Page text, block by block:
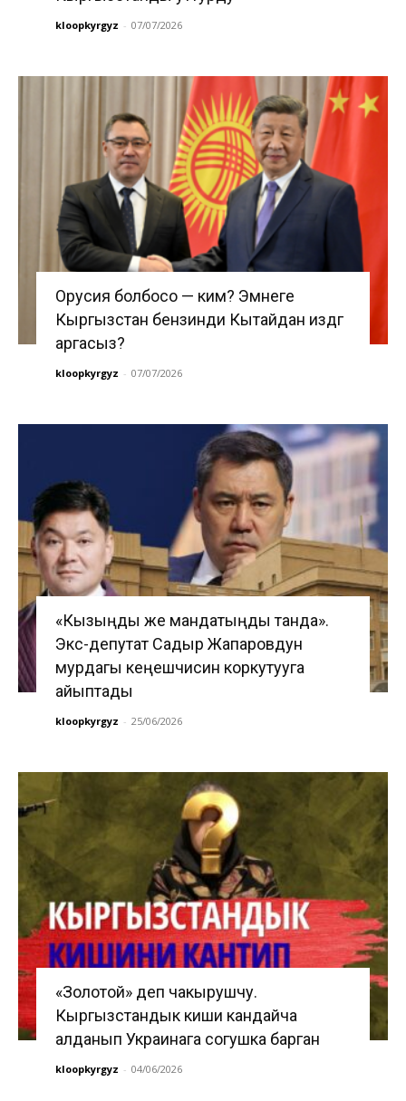
kloopkyrgyz - 07/07/2026
Орусия болбосо — ким? Эмнеге
Кыргызстан бензинди Кытайдан издөөгө
аргасыз?
kloopkyrgyz - 07/07/2026
«Кызыңды же мандатыңды танда».
Экс-депутат Садыр Жапаровдун
мурдагы кеңешчисин коркутууга
айыптады
kloopkyrgyz - 25/06/2026
«Золотой» деп чакырушчу.
Кыргызстандык киши кандайча
алданып Украинага согушка барган
kloopkyrgyz - 04/06/2026